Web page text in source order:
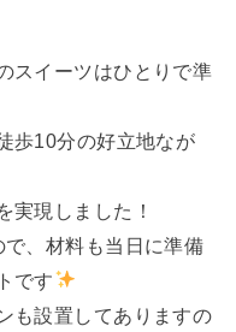
スイーツはひとりで準
歩10分の好立地なが
実現しました！
、材料も当日に準備
です
も設置してありますの